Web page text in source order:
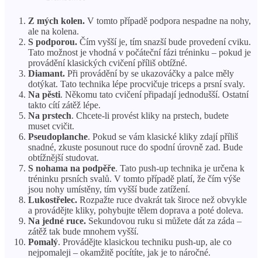
Z mých kolen. V tomto případě podpora nespadne na nohy,
ale na kolena.
S podporou. Čím vyšší je, tím snazší bude provedení cviku.
Tato možnost je vhodná v počáteční fázi tréninku – pokud je
provádění klasických cvičení příliš obtížné.
Diamant. Při provádění by se ukazováčky a palce měly
dotýkat. Tato technika lépe procvičuje triceps a prsní svaly.
Na pěsti. Někomu tato cvičení připadají jednodušší. Ostatní
takto cítí zátěž lépe.
Na prstech. Chcete-li provést kliky na prstech, budete
muset cvičit.
Pseudoplanche. Pokud se vám klasické kliky zdají příliš
snadné, zkuste posunout ruce do spodní úrovně zad. Bude
obtížnější studovat.
S nohama na podpěře. Tato push-up technika je určena k
tréninku prsních svalů. V tomto případě platí, že čím výše
jsou nohy umístěny, tím vyšší bude zatížení.
Lukostřelec. Rozpažte ruce dvakrát tak široce než obvykle
a provádějte kliky, pohybujte tělem doprava a poté doleva.
Na jedné ruce. Sekundovou ruku si můžete dát za záda –
zátěž tak bude mnohem vyšší.
Pomalý. Provádějte klasickou techniku ​​push-up, ale co
nejpomaleji – okamžitě pocítíte, jak je to náročné.